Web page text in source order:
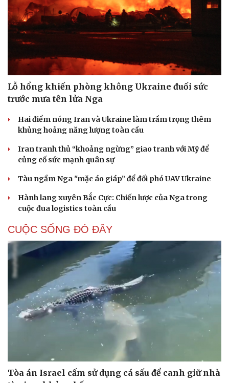
Lỗ hổng khiến phòng không Ukraine đuối sức
trước mưa tên lửa Nga
Hai điểm nóng Iran và Ukraine làm trầm trọng thêm
khủng hoảng năng lượng toàn cầu
Iran tranh thủ “khoảng ngừng” giao tranh với Mỹ để
củng cố sức mạnh quân sự
Tàu ngầm Nga "mặc áo giáp” để đối phó UAV Ukraine
Hành lang xuyên Bắc Cực: Chiến lược của Nga trong
cuộc đua logistics toàn cầu
CUỘC SỐNG ĐÓ ĐÂY
Tòa án Israel cấm sử dụng cá sấu để canh giữ nhà